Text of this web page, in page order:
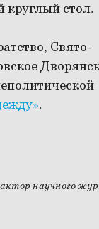
круглый стол.
Свято-
.
научного